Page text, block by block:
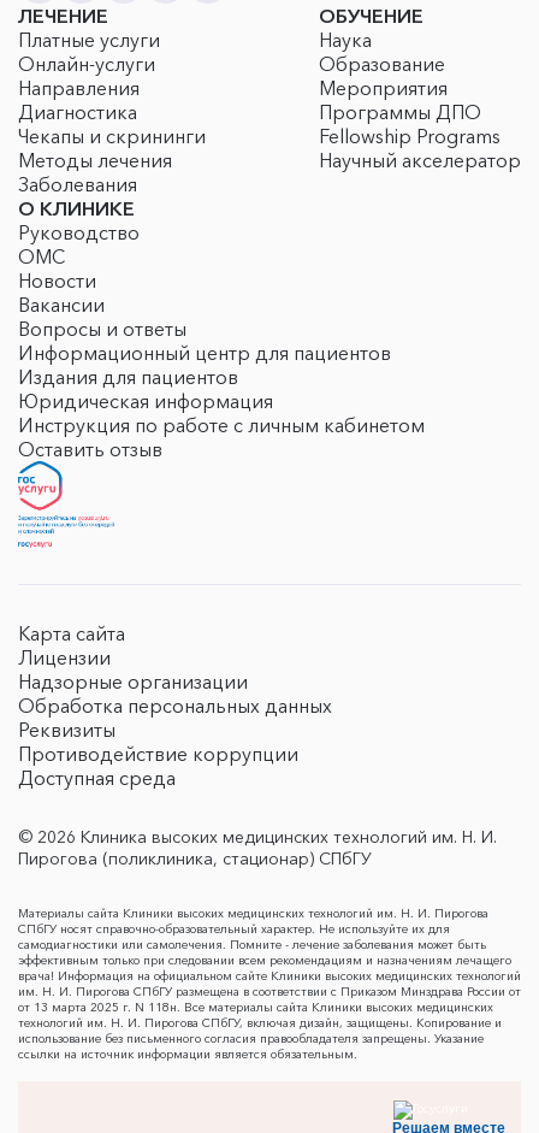
ЛЕЧЕНИЕ
Платные услуги
Онлайн-услуги
Направления
Диагностика
Чекапы и скрининги
Методы лечения
Заболевания
ОБУЧЕНИЕ
Наука
Образование
Мероприятия
Программы ДПО
Fellowship Programs
Научный акселератор
О КЛИНИКЕ
Руководство
ОМС
Новости
Вакансии
Вопросы и ответы
Информационный центр для пациентов
Издания для пациентов
Юридическая информация
Инструкция по работе с личным кабинетом
Оставить отзыв
Карта сайта
Лицензии
Надзорные организации
Обработка персональных данных
Реквизиты
Противодействие коррупции
Доступная среда
© 2026 Клиника высоких медицинских технологий им. Н. И.
Пирогова (поликлиника, стационар) СПбГУ
Материалы сайта Клиники высоких медицинских технологий им. Н. И. Пирогова
СПбГУ носят справочно-образовательный характер. Не используйте их для
самодиагностики или самолечения. Помните - лечение заболевания может быть
эффективным только при следовании всем рекомендациям и назначениям лечащего
врача! Информация на официальном сайте Клиники высоких медицинских технологий
им. Н. И. Пирогова СПбГУ размещена в соответствии с Приказом Минздрава России от
от 13 марта 2025 г. N 118н. Все материалы сайта Клиники высоких медицинских
технологий им. Н. И. Пирогова СПбГУ, включая дизайн, защищены. Копирование и
использование без письменного согласия правообладателя запрещены. Указание
ссылки на источник информации является обязательным.
Решаем вместе